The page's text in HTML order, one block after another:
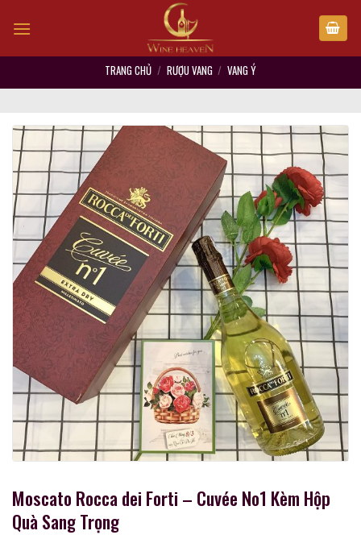
TRANG CHỦ / RƯỢU VANG / VANG Ý
Moscato Rocca dei Forti – Cuvée No1 Kèm Hộp
Quà Sang Trọng